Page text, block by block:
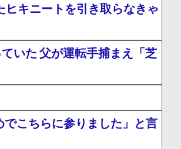
ヒキニートを引き取らなきゃ
いた 父が運転手捕まえ「芝
こちらに参りました」と言